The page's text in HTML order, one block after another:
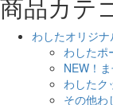
商品カテ
わしたオリジナ
わしたポ
NEW！
わしたク
その他わ